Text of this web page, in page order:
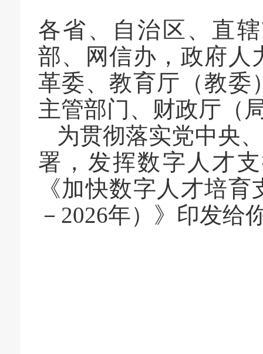
各省、自治区、直
部、网信办，政府人
革委、教育厅（教委
主管部门、财政厅（
为贯彻落实党中央
署，发挥数字人才
《加快数字人才培
－ 2026年）》印发给